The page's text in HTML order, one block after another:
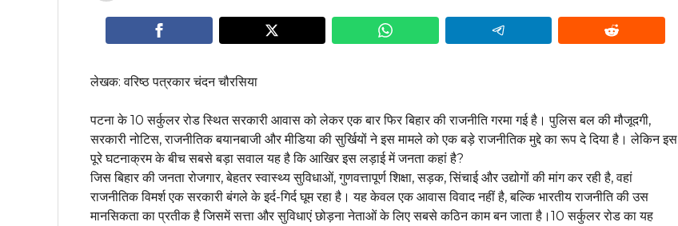
लेखक: वरिष्ठ पत्रकार चंदन चौरसिया
पटना के 10 सर्कुलर रोड स्थित सरकारी आवास को लेकर एक बार फिर बिहार की राजनीति गरमा गई है। पुलिस बल की मौजूदगी,
सरकारी नोटिस, राजनीतिक बयानबाजी और मीडिया की सुर्खियों ने इस मामले को एक बड़े राजनीतिक मुद्दे का रूप दे दिया है। लेकिन इस
पूरे घटनाक्रम के बीच सबसे बड़ा सवाल यह है कि आखिर इस लड़ाई में जनता कहां है?
जिस बिहार की जनता रोजगार, बेहतर स्वास्थ्य सुविधाओं, गुणवत्तापूर्ण शिक्षा, सड़क, सिंचाई और उद्योगों की मांग कर रही है, वहां
राजनीतिक विमर्श एक सरकारी बंगले के इर्द-गिर्द घूम रहा है। यह केवल एक आवास विवाद नहीं है, बल्कि भारतीय राजनीति की उस
मानसिकता का प्रतीक है जिसमें सत्ता और सुविधाएं छोड़ना नेताओं के लिए सबसे कठिन काम बन जाता है।10 सर्कुलर रोड का यह